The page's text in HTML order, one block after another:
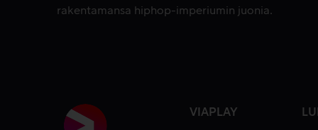
rakentamansa hiphop-imperiumin juonia.
VIAPLAY